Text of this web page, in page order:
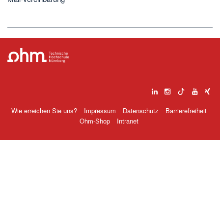
Wie erreichen Sie uns? Impressum Datenschutz
Barrierefreiheit
Ohm-Shop
Intranet